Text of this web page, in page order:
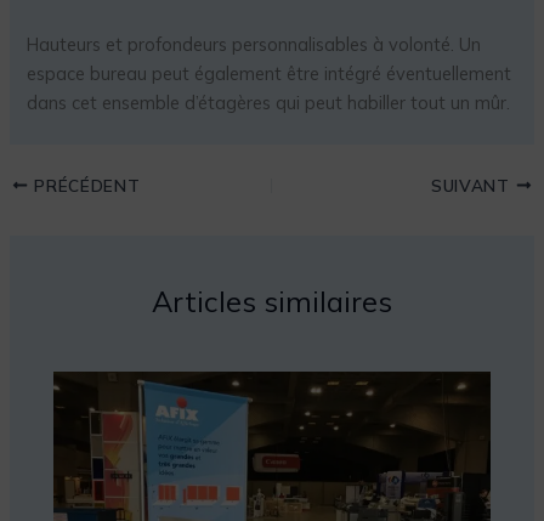
Hauteurs et profondeurs personnalisables à volonté. Un
espace bureau peut également être intégré éventuellement
dans cet ensemble d’étagères qui peut habiller tout un mûr.
PRÉCÉDENT SUIVANT
Articles similaires